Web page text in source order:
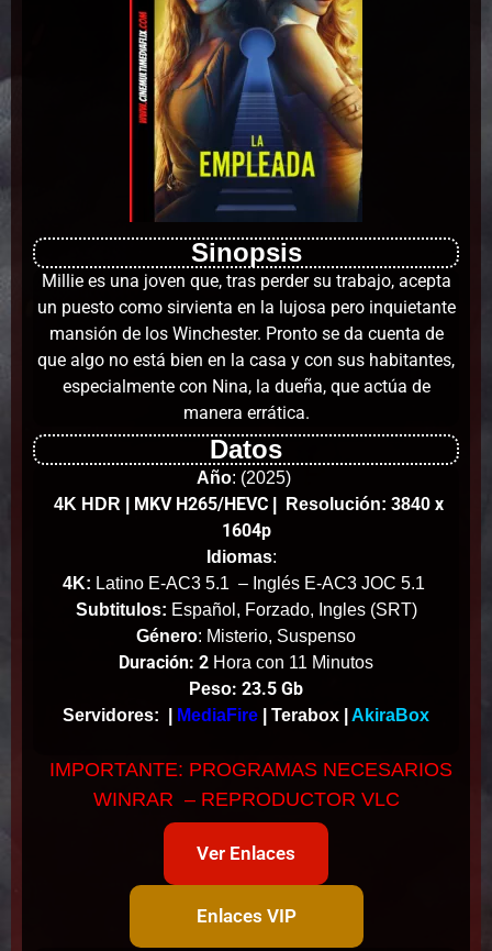
Sinopsis
Millie es una joven que, tras perder su trabajo, acepta
un puesto como sirvienta en la lujosa pero inquietante
mansión de los Winchester. Pronto se da cuenta de
que algo no está bien en la casa y con sus habitantes,
especialmente con Nina, la dueña, que actúa de
manera errática.
Datos
Año: (2025)
4K HDR
MKV H265/HEVC| Resolución: 3840x
1604p
Idiomas:
4K: Latino E-AC3 5.1 – Inglés E-AC3 JOC 5.1
Subtitulos: Español, Forzado, Ingles (SRT)
Género: Misterio, Suspenso
Duración: 2 Hora con 11 Minutos
Peso: 23.5 Gb
Servidores: MediaFire | Terabox | AkiraBox
IMPORTANTE: PROGRAMAS NECESARIOS
WINRAR – REPRODUCTOR VLC
Ver Enlaces
Enlaces VIP